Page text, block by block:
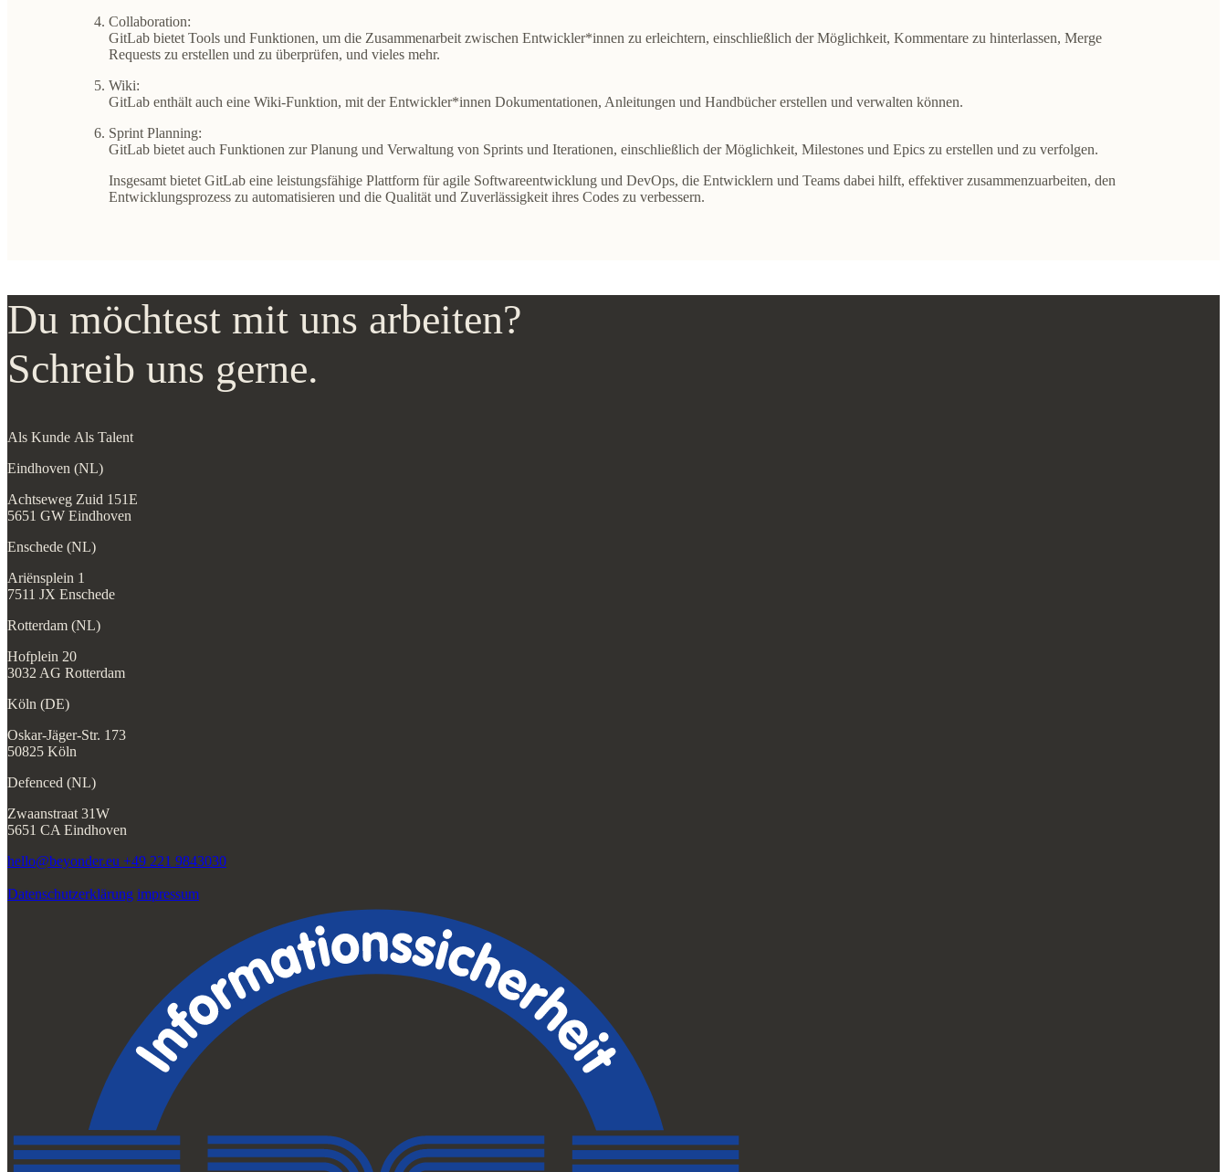
Collaboration:
GitLab bietet Tools und Funktionen, um die Zusammenarbeit zwischen Entwickler*innen zu erleichtern, einschließlich der Möglichkeit, Kommentare zu hinterlassen, Merge
Requests zu erstellen und zu überprüfen, und vieles mehr.
Wiki:
GitLab enthält auch eine Wiki-Funktion, mit der Entwickler*innen Dokumentationen, Anleitungen und Handbücher erstellen und verwalten können.
Sprint Planning:
GitLab bietet auch Funktionen zur Planung und Verwaltung von Sprints und Iterationen, einschließlich der Möglichkeit, Milestones und Epics zu erstellen und zu verfolgen.
Insgesamt bietet GitLab eine leistungsfähige Plattform für agile Softwareentwicklung und DevOps, die Entwicklern und Teams dabei hilft, effektiver zusammenzuarbeiten, den
Entwicklungsprozess zu automatisieren und die Qualität und Zuverlässigkeit ihres Codes zu verbessern.
Du möchtest mit uns arbeiten?
Schreib uns gerne.
Als Kunde Als Talent
Eindhoven (NL)
Achtseweg Zuid 151E
5651 GW Eindhoven
Enschede (NL)
Ariënsplein 1
7511 JX Enschede
Rotterdam (NL)
Hofplein 20
3032 AG Rotterdam
Köln (DE)
Oskar-Jäger-Str. 173
50825 Köln
Defenced (NL)
Zwaanstraat 31W
5651 CA Eindhoven
hello@beyonder.eu +49 221 9843030
Datenschutzerklärung impressum